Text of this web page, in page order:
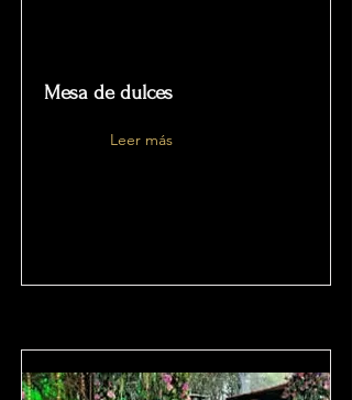
Mesa de dulces
Leer más